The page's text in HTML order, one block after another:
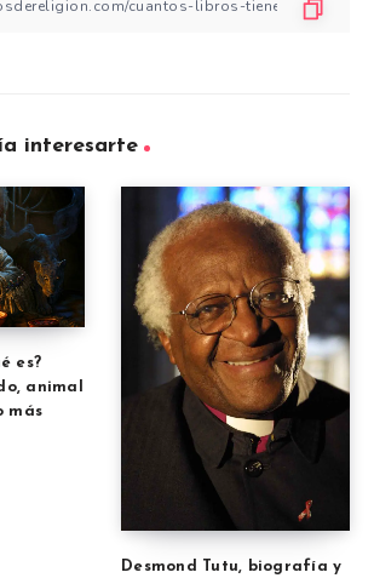
interesarte
es?
animal
más
Desmond Tutu, biografía y